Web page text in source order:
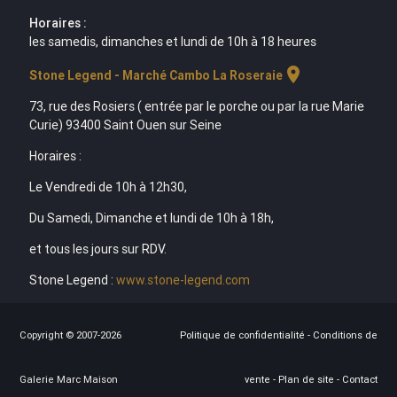
Horaires :
les samedis, dimanches et lundi de 10h à 18 heures
Stone Legend - Marché Cambo La Roseraielocation_on
73, rue des Rosiers ( entrée par le porche ou par la rue Marie
Curie) 93400 Saint Ouen sur Seine
Horaires :
Le Vendredi de 10h à 12h30,
Du Samedi, Dimanche et lundi de 10h à 18h,
et tous les jours sur RDV.
Stone Legend : www.stone-legend.com
Copyright © 2007-2026
Galerie Marc Maison
Politique de confidentialité - Conditions de
vente - Plan de site - Contact